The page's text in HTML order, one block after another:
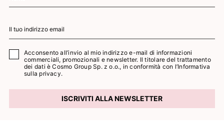
Acconsento all’invio al mio indirizzo e-mail di informazioni
commerciali, promozionali e newsletter. Il titolare del trattamento
dei dati è Cosmo Group Sp. z o.o., in conformità con l’Informativa
sulla privacy.
ISCRIVITI ALLA NEWSLETTER